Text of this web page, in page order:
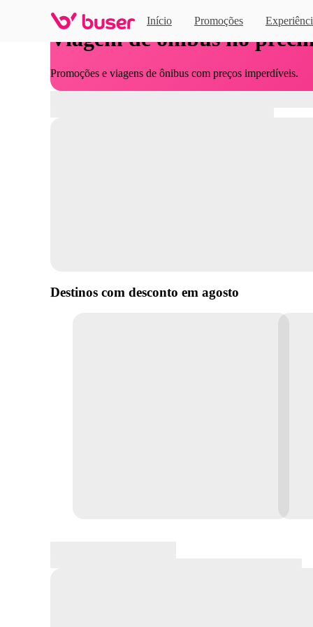
Início Promoções
Viagem de ônibus no
Promoções e viagens de ônibus com preços imperdíveis.
Destinos com desconto em agosto